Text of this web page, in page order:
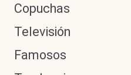
Copuchas
Televisión
Famosos